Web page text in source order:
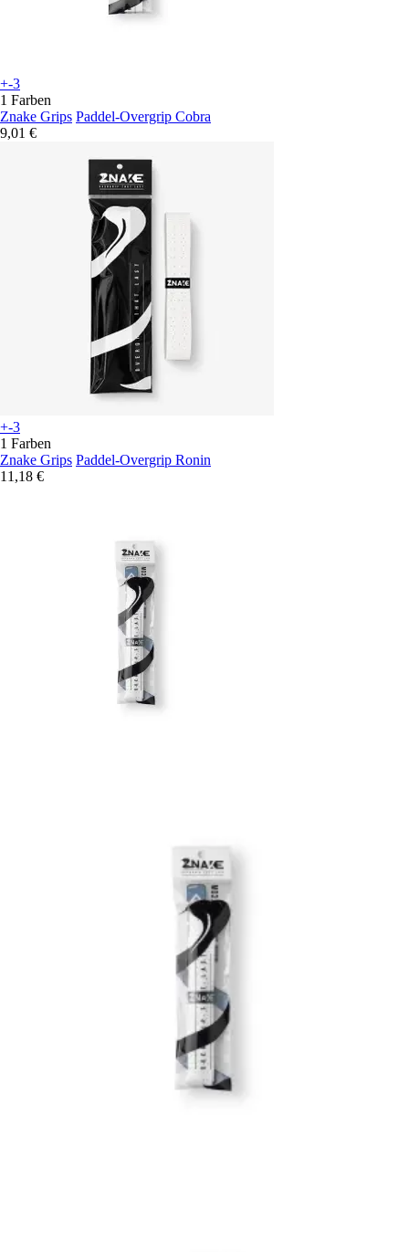
+-3
1 Farben
Znake Grips Paddel-Overgrip Cobra
9,01 €
+-3
1 Farben
Znake Grips Paddel-Overgrip Ronin
11,18 €